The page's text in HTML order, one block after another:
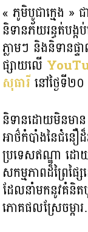
« ភូមិបូជាក្មេង
និទានភ័យរន្ធត់បង្
ភ្លាមៗ និងនិទាន
ផ្សាយលើ
សុធារីនៅថ្ងៃទី២
និទានដោយមិនមា
អាថ៌កំបាំងនៃជំន
ប្រទេសឥណ្ឌា ដោយ
សកម្មភាពដ៏ព្រៃផ្ស
ដែលនាំមកនូវគំនិតបូ
ភោគផលស្រែចម្កា